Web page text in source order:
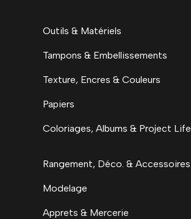
Outils & Matériels
Tampons & Embellissements
Texture, Encres & Couleurs
Papiers
Coloriages, Albums & Project Life
Rangement, Déco. & Accessoires
Modelage
Apprets & Mercerie